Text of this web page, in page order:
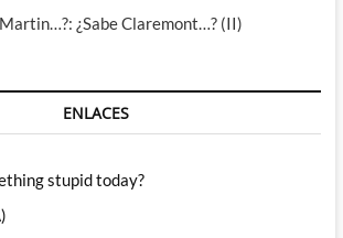
Martin…?: ¿Sabe Claremont…? (II)
ENLACES
stupid today?